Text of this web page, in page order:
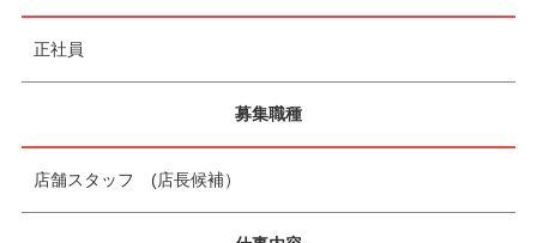
正社員
募集職種
店舗スタッフ (店長候補）